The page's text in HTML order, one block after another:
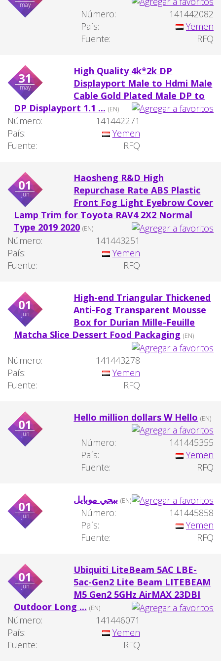
may
Número:
141442082
País:
Yemen
Fuente:
RFQ
31
may
High Quality 4k*2k DP
Displayport Male to Hdmi Male
Cable Gold Plated Male DP to
DP Displayport 1.1 ... (EN)
Número:
141442271
País:
Yemen
Fuente:
RFQ
01
jun
Haosheng R&D High
Repurchase Rate ABS Plastic
Front Fog Light Eyebrow Cover
Lamp Trim for Toyota RAV4 2X2 Normal
Type 2019 2020 (EN)
Número:
141443251
País:
Yemen
Fuente:
RFQ
01
jun
High-end Triangular Thickened
Anti-Fog Transparent Mousse
Box for Durian Mille-Feuille
Matcha Slice Dessert Food Packaging (EN)
Número:
141443278
País:
Yemen
Fuente:
RFQ
01
jun
Hello million dollars W Hello (EN)
Número:
141445355
País:
Yemen
Fuente:
RFQ
01
jun
ببجي موبايل (EN)
Número:
141445858
País:
Yemen
Fuente:
RFQ
01
jun
Ubiquiti LiteBeam 5AC LBE-
5ac-Gen2 Lite Beam LITEBEAM
M5 Gen2 5GHz AirMAX 23DBI
Outdoor Long ... (EN)
Número:
141446071
País:
Yemen
Fuente:
RFQ